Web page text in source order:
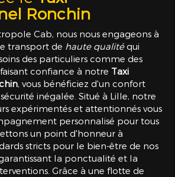
Ronchin
Cab, nous nous engageons à
transport de haute qualitéqui
des particuliers comme des
confiance à notre Taxi
, vous bénéficiez d'un confort
inégalée. Situé à Lille, notre
expérimentés et attentionnés vous
personnalisé pour tous
un point d'honneur à
stricts pour le bien-être de nos
la ponctualité et la
Grâce à une flotte de